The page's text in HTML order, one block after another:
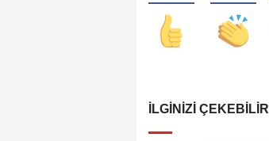
İLGINIZI ÇEKEBILIR